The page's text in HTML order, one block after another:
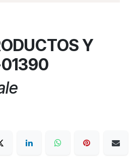
Y
01390